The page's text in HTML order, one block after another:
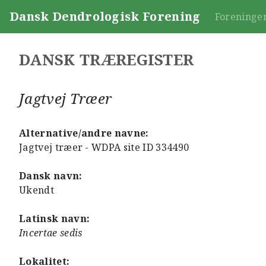
Dansk Dendrologisk Forening
DANSK TRÆREGISTER
Jagtvej Træer
Alternative/andre navne:
Jagtvej træer - WDPA site ID 334490
Dansk navn:
Ukendt
Latinsk navn:
Incertae sedis
Lokalitet: